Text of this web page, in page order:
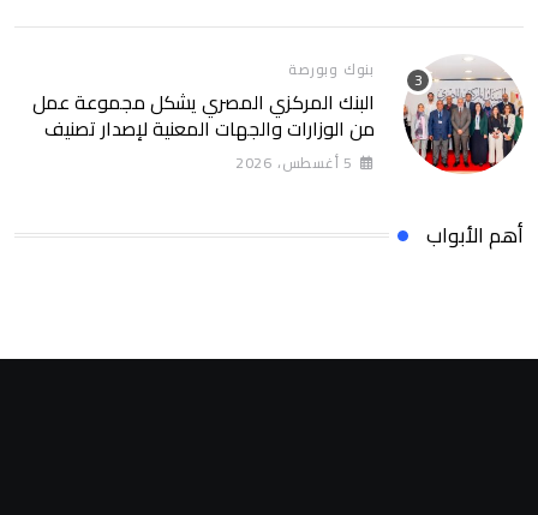
بنوك وبورصة
البنك المركزي المصري يشكل مجموعة عمل
من الوزارات والجهات المعنية لإصدار تصنيف
التمويل المستدام التصنيف يساهم في تعزيز
ثقة المستثمرين وخلق بيئة أكثر جاذبية
5 أغسطس، 2026
أهم الأبواب